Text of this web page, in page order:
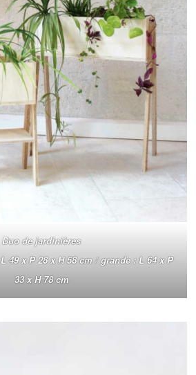
Duo de jardinières
49 x P 28 x H 58 cm / grande : L 64 x P
33 x H 78 cm